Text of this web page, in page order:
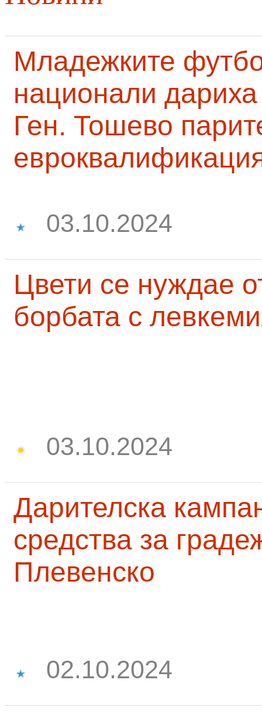
Младежките
национали
Ген. Тошево
03.10.2024
Цвети се нуждае
борбата с
03.10.2024
Дарителска
средства за
Плевенско
02.10.2024